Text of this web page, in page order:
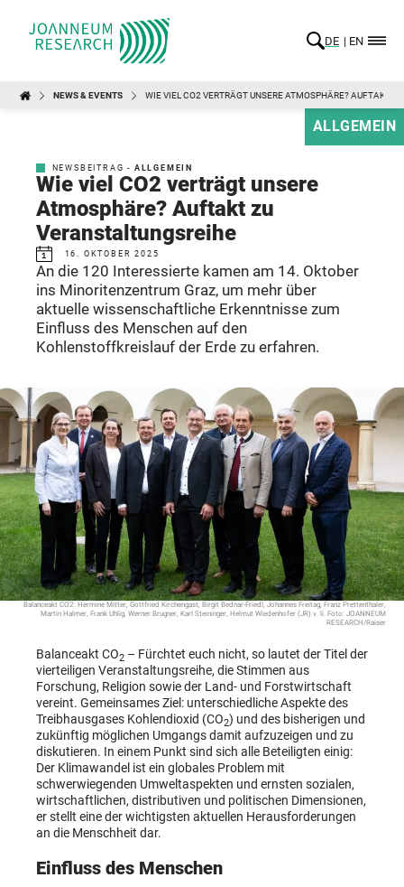
DE EN
NEWS & EVENTS WIE VIEL CO2 VERTRÄGT UNSERE ATMOSPHÄRE? AUFTAKT
ALLGEMEIN
NEWSBEITRAG - ALLGEMEIN
Wie viel CO2 verträgt unsere
Atmosphäre? Auftakt zu
Veranstaltungsreihe
16. OKTOBER 2025
An die 120 Interessierte kamen am 14. Oktober
ins Minoritenzentrum Graz, um mehr über
aktuelle wissenschaftliche Erkenntnisse zum
Einfluss des Menschen auf den
Kohlenstoffkreislauf der Erde zu erfahren.
Balanceakt CO2: Hermine Mitter, Gottfried Kirchengast, Birgit Bednar-Friedl, Johannes Freitag, Franz Prettenthaler,
Martin Halmer, Frank Uhlig, Werner Brugner, Karl Steininger, Helmut Wiedenhofer (JR) v. li. Foto: JOANNEUM
RESEARCH/Raiser
Balanceakt CO2 – Fürchtet euch nicht, so lautet der Titel der
vierteiligen Veranstaltungsreihe, die Stimmen aus
Forschung, Religion sowie der Land- und Forstwirtschaft
vereint. Gemeinsames Ziel: unterschiedliche Aspekte des
Treibhausgases Kohlendioxid (CO2) und des bisherigen und
zukünftig möglichen Umgangs damit aufzuzeigen und zu
diskutieren. In einem Punkt sind sich alle Beteiligten einig:
Der Klimawandel ist ein globales Problem mit
schwerwiegenden Umweltaspekten und ernsten sozialen,
wirtschaftlichen, distributiven und politischen Dimensionen,
er stellt eine der wichtigsten aktuellen Herausforderungen
an die Menschheit dar.
Einfluss des Menschen